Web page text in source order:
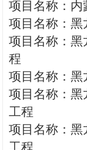
项目名称：内
项目名称：黑
项目名称：黑
程
项目名称：黑
项目名称：黑
工程
项目名称：黑
工程